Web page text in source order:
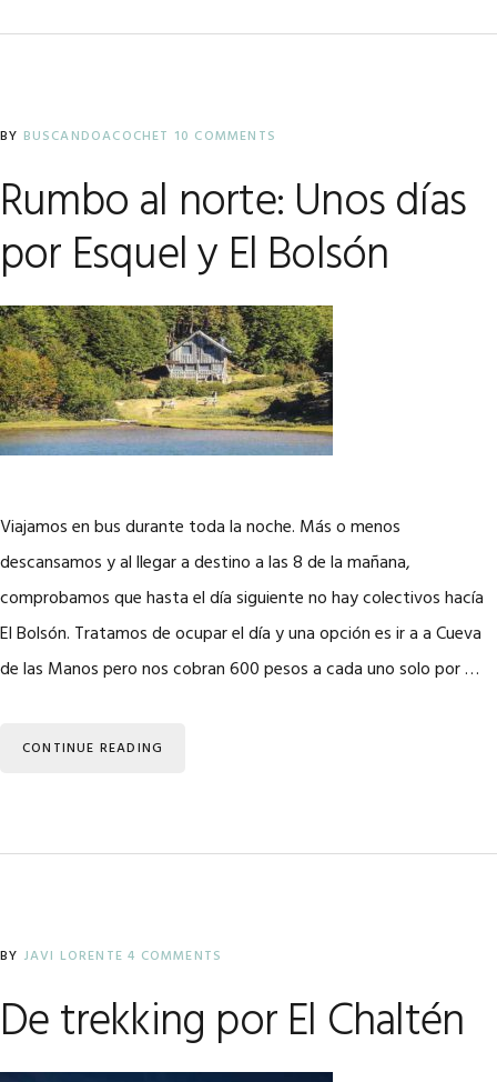
BY BUSCANDOACOCHET 10 COMMENTS
Rumbo al norte: Unos días
por Esquel y El Bolsón
Viajamos en bus durante toda la noche. Más o menos
descansamos y al llegar a destino a las 8 de la mañana,
comprobamos que hasta el día siguiente no hay colectivos hacía
El Bolsón. Tratamos de ocupar el día y una opción es ir a a Cueva
de las Manos pero nos cobran 600 pesos a cada uno solo por …
CONTINUE READING
BY JAVI LORENTE 4 COMMENTS
De trekking por El Chaltén